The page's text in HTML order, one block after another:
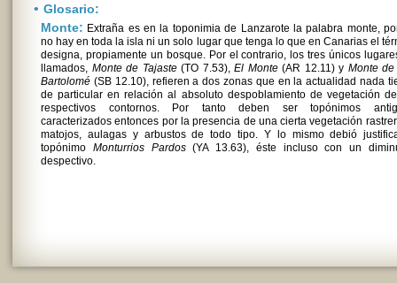
• Glosario:
Monte: Extraña es en la toponimia de Lanzarote la palabra monte,
no hay en toda la isla ni un solo lugar que tenga lo que en Canarias el
designa, propiamente un bosque. Por el contrario, los tres únicos
llamados, Monte de Tajaste(TO 7.53),El Monte(AR 12.11) y Monte
Bartolomé (SB 12.10), refieren a dos zonas que en la actualidad nada
de particular en relación al absoluto despoblamiento de vegetación
respectivos contornos. Por tanto deben ser topónimos
caracterizados entonces por la presencia de una cierta vegetación
matojos, aulagas y arbustos de todo tipo. Y lo mismo debió
topónimo Monturrios Pardos(YA 13.63), éste incluso con un
despectivo.